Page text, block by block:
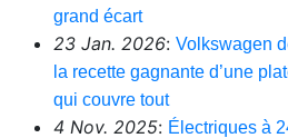
grand écart
23 Jan. 2026: Volkswagen
la recette gagnante d’une
qui couvre tout
4 Nov. 2025: Électriques à